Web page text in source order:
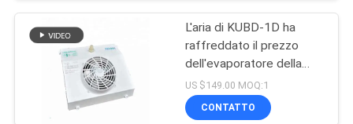
MAPPA
per piccola cella
frigorifera
L'aria di KUBD-1D ha
raffreddato il prezzo
dell'evaporatore della
refrigerazione
dell'evaporatore per
l'armadietto di
US $149.00 MOQ:1
CONTATTO